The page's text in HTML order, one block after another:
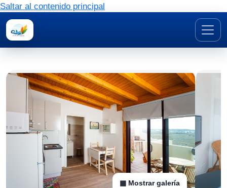
Saltar al contenido principal
▦ Mostrar galería